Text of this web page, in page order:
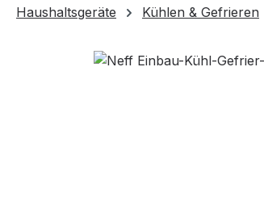
Haushaltsgeräte Kühlen & Gefrieren
Bildergalerie überspringen